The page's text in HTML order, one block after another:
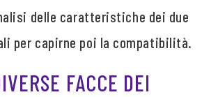
delle caratteristiche dei due
per capirne poi la compatibilità.
FACCE DEI